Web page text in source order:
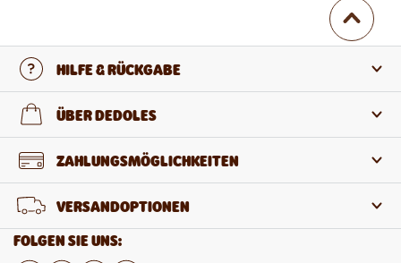
HILFE & RÜCKGABE
Kontaktiere uns
Rückgabe und Reklamation
Widerruf des Vertrags
ÜBER DEDOLES
Über uns
Großhandel
ZAHLUNGSMÖGLICHKEITEN
VERSANDOPTIONEN
FOLGEN SIE UNS: